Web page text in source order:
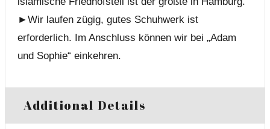
►Wir laufen zügig, gutes Schuhwerk ist
erforderlich. Im Anschluss können wir bei „Adam
und Sophie“ einkehren.
Additional Details